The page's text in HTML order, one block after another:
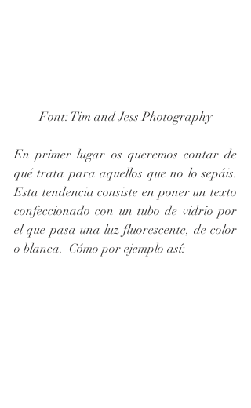
Font: Tim and Jess Photography
En primer lugar os queremos contar de
qué trata para aquellos que no lo sepáis.
Esta tendencia consiste en poner un texto
confeccionado con un tubo de vidrio por
el que pasa una luz fluorescente, de color
o blanca.  Cómo por ejemplo así: